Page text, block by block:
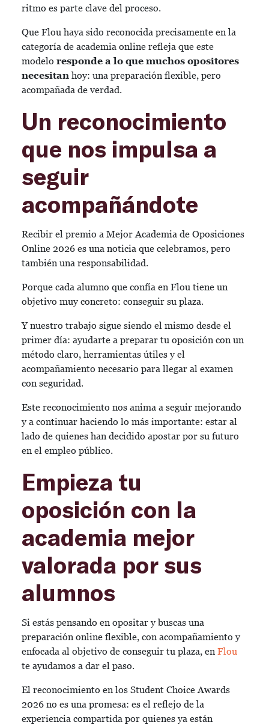
ritmo es parte clave del proceso.
Que Flou haya sido reconocida precisamente en la
categoría de academia online refleja que este
modelo responde a lo que muchos opositores
necesitan hoy: una preparación flexible, pero
acompañada de verdad.
Un reconocimiento
que nos impulsa a
seguir
acompañándote
Recibir el premio a Mejor Academia de Oposiciones
Online 2026 es una noticia que celebramos, pero
también una responsabilidad.
Porque cada alumno que confía en Flou tiene un
objetivo muy concreto: conseguir su plaza.
Y nuestro trabajo sigue siendo el mismo desde el
primer día: ayudarte a preparar tu oposición con un
método claro, herramientas útiles y el
acompañamiento necesario para llegar al examen
con seguridad.
Este reconocimiento nos anima a seguir mejorando
y a continuar haciendo lo más importante: estar al
lado de quienes han decidido apostar por su futuro
en el empleo público.
Empieza tu
oposición con la
academia mejor
valorada por sus
alumnos
Si estás pensando en opositar y buscas una
preparación online flexible, con acompañamiento y
enfocada al objetivo de conseguir tu plaza, en Flou
te ayudamos a dar el paso.
El reconocimiento en los Student Choice Awards
2026 no es una promesa: es el reflejo de la
experiencia compartida por quienes ya están